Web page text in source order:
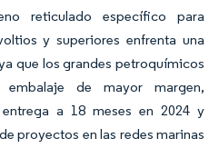
reticulado específico para
y superiores enfrenta una
que los grandes petroquímicos
de mayor margen,
a 18 meses en 2024 y
proyectos en las redes marinas